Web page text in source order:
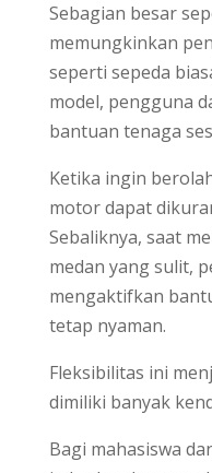
Sebagian besar
memungkinkan
seperti sepeda
model, pengguna
bantuan tenaga
Ketika ingin
motor dapat
Sebaliknya, saat
medan yang sulit,
mengaktifkan
tetap nyaman.
Fleksibilitas ini
dimiliki banyak
Bagi mahasiswa